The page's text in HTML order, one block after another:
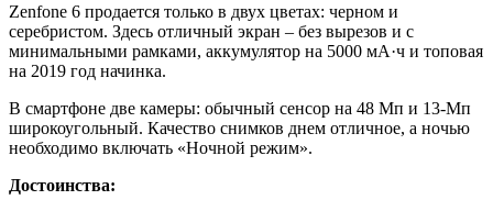
Zenfone 6 продается только в двух цветах: черном и
серебристом. Здесь отличный экран – без вырезов и с
минимальными рамками, аккумулятор на 5000 мА·ч и топовая
на 2019 год начинка.
В смартфоне две камеры: обычный сенсор на 48 Мп и 13-Мп
широкоугольный. Качество снимков днем отличное, а ночью
необходимо включать «Ночной режим».
Достоинства: